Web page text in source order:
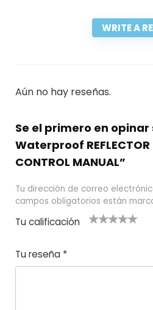
WRITE A
Aún no hay reseñas.
Se el primero en opinar
Waterproof REFLECTOR
CONTROL MANUAL”
Tu dirección de correo
campos obligatorios están
Tu calificación
e
5
las
s
Tu reseña *